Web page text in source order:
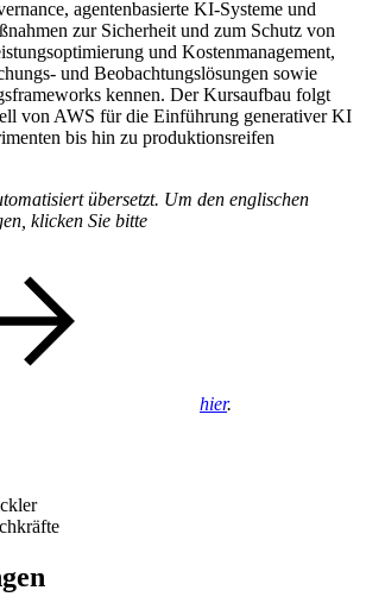
agentenbasierte KI-Systeme und
zur Sicherheit und zum Schutz von
und Kostenmanagement,
und Beobachtungslösungen sowie
kennen. Der Kursaufbau folgt
von AWS für die Einführung generativer KI
bis hin zu produktionsreifen
übersetzt. Um den englischen
klicken Sie bitte
hier.